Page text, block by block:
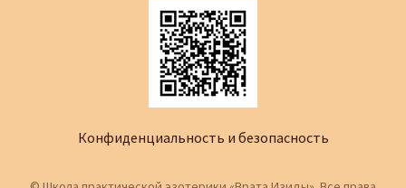
Конфиденциальность и безопасность